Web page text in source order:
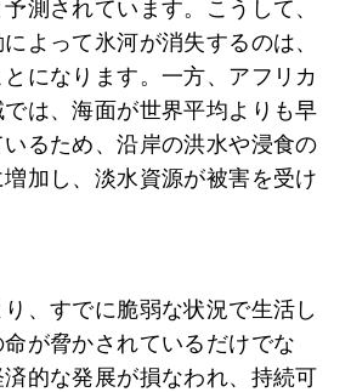
測されています。こうして、
よって氷河が消失するのは、
になります。一方、アフリカ
は、海面が世界平均よりも早
るため、沿岸の洪水や浸食の
加し、淡水資源が被害を受け
、すでに脆弱な状況で生活し
が脅かされているだけでな
的な発展が損なわれ、持続可